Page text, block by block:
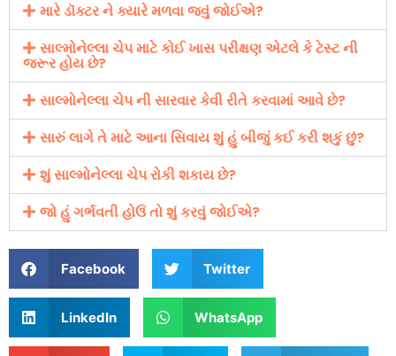
મારે ડૉક્ટર ને ક્યારે મળવા જવું જોઈએ?
સાલ્મોનેલ્લા ચેપ માટે કોઈ ખાસ પરીક્ષણ એટલે કે ટેસ્ટ ની
જરૂર હોય છે?
સાલ્મોનેલ્લા ચેપ ની સારવાર કેવી રીતે કરવામાં આવે છે?
સારું લાગે તે માટે આના સિવાય શું હું બીજું કઈ કરી શકું છું?
શું સાલ્મોનેલ્લા ચેપ રોકી શકાય છે?
જો હું ગર્ભવતી હોઉં તો શું કરવું જોઈએ?
Facebook Twitter
LinkedIn WhatsApp